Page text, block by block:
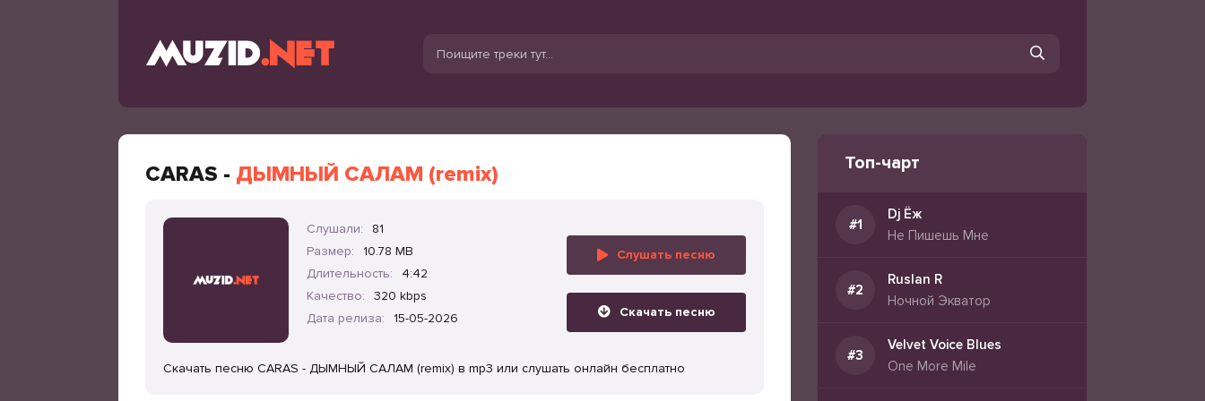
CARAS - ДЫМНЫЙ САЛАМ (remix)
Слушали:
81
Размер:
10.78 MB
Длительность:
4:42
Качество:
320 kbps
Дата релиза:
15-05-2026
Слушать песню
Скачать песню
Скачать песню CARAS - ДЫМНЫЙ САЛАМ (remix) в mp3 или слушать онлайн бесплатно
Топ-чарт
Dj Ёж
Не Пишешь Мне
Ruslan R
Ночной Экватор
Velvet Voice Blues
One More Mile